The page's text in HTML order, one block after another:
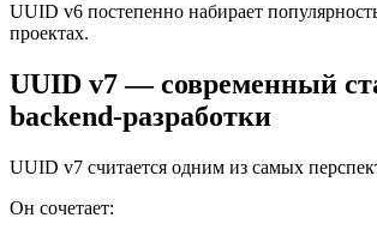
UUID v6 постепенно набирает
проектах.
UUID v7 — современный
backend-разработки
UUID v7 считается одним из самых
Он сочетает: